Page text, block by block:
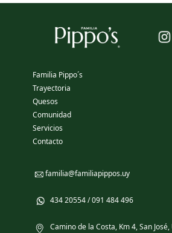
Familia Pippo´s
Trayectoria
Quesos
Comunidad
Servicios
Contacto
familia@familiapippos.uy
434 20554 / 091 484 496
Camino de la Costa, Km 4, San